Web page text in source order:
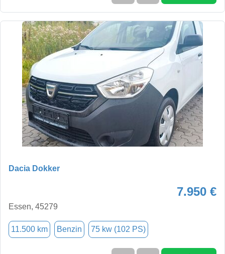
Dacia Dokker
7.950 €
Essen, 45279
11.500 km Benzin 75 kw (102 PS)